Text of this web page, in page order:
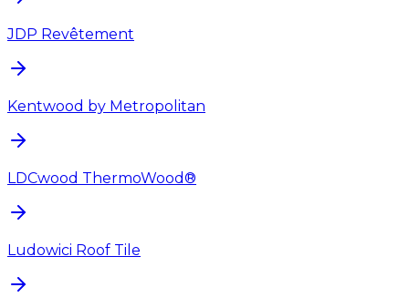
JDP Revêtement
Kentwood by Metropolitan
LDCwood ThermoWood®
Ludowici Roof Tile